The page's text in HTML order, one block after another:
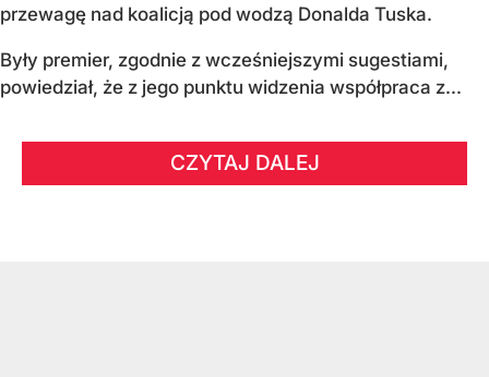
przewagę nad koalicją pod wodzą Donalda Tuska.
Były premier, zgodnie z wcześniejszymi sugestiami,
powiedział, że z jego punktu widzenia współpraca z...
CZYTAJ DALEJ